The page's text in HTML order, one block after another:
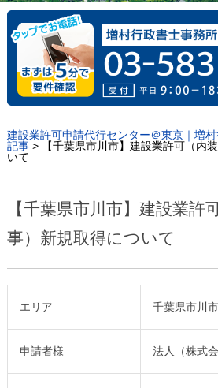
建設業許可申請代行センター＠東京｜増
記事>
【千葉県市川市】建設業許可（内
いて
【千葉県市川市】建設業許
事）新規取得について
エリア 千葉県市川市
申請者様 法人（株式会